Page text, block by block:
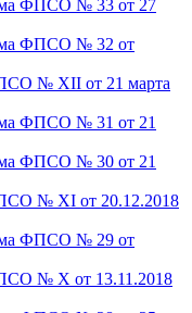
ФПСО № 33 от 27
ФПСО № 32 от
№ XII от 21 марта
ФПСО № 31 от 21
ФПСО № 30 от 21
№ XI от 20.12.2018
ФПСО № 29 от
№ X от 13.11.2018